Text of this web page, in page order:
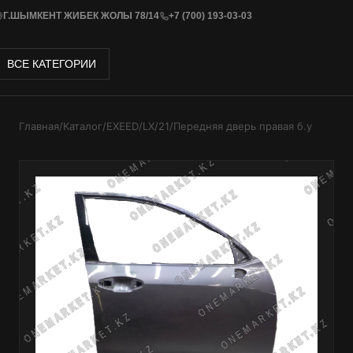
Г.ШЫМКЕНТ ЖИБЕК ЖОЛЫ 78/14 +7 (700) 193-03-03
ВСЕ КАТЕГОРИИ
Главная/Каталог/EXEED/LX/21/Передняя дверь правая б.у